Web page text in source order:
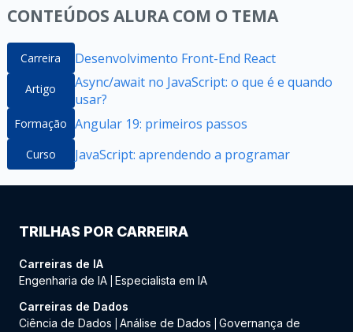
CONTEÚDOS ALURA COM O TEMA
Carreira Desenvolvimento Front-End React
Artigo
Async/await no JavaScript: o que é e quando
usar?
Formação Angular 19: primeiros passos
Curso JavaScript: aprendendo a programar
TRILHAS POR CARREIRA
Carreiras de IA
Engenharia de IA Especialista em IA
Carreiras de Dados
Ciência de Dados
Análise de Dados
Governança de